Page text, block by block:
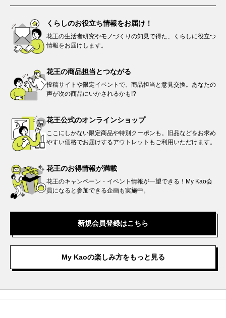
くらしのお役立ち情報をお届け！
花王の生活者研究やモノづくりの知見で得た、くらしに役立つ
情報をお届けします。​
花王の商品担当とつながる​
投稿サイトや限定イベントで、商品担当と意見交換。あなたの
声が次の商品にいかされるかも!?
花王公式のオンラインショップ
ここにしかない限定商品や特別クーポンも。旧品などをお求め
やすい価格でお届けするアウトレットもご利用いただけます。
花王のお得情報が満載
花王のキャンペーン・イベント情報が一望できる！My Kao会
員になると参加できる企画も実施中。
新規会員登録はこちら
My Kaoの楽しみ方をもっと見る